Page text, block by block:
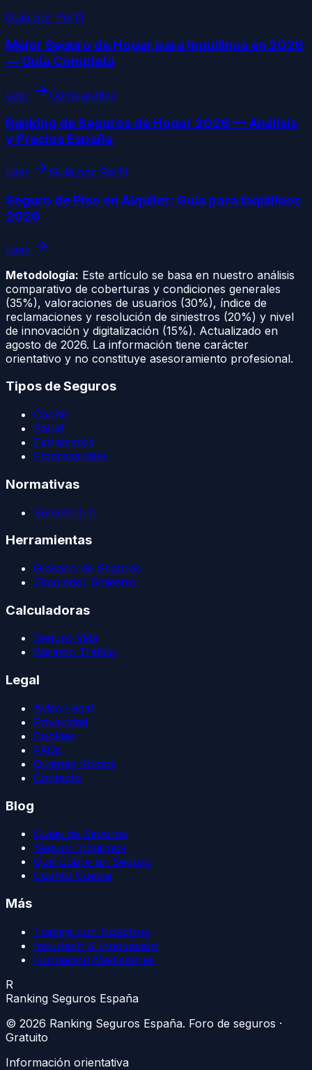
Guía por Perfil
Mejor Seguro de Hogar para Inquilinos en 2026
— Guía Completa
Leer Comparativa
Ranking de Seguros de Hogar 2026 — Análisis
y Precios España
Leer Guía por Perfil
Seguro de Piso en Alquiler: Guía para Inquilinos
2026
Leer
Metodología: Este artículo se basa en nuestro análisis
comparativo de coberturas y condiciones generales
(35%), valoraciones de usuarios (30%), índice de
reclamaciones y resolución de siniestros (20%) y nivel
de innovación y digitalización (15%). Actualizado en
agosto de 2026. La información tiene carácter
orientativo y no constituye asesoramiento profesional.
Tipos de Seguros
Coche
Salud
Extranjeros
Empresariales
Normativas
Solvencia II
Herramientas
Glosario de Seguros
Simulador Siniestro
Calculadoras
Seguro Vida
Baremo Tráfico
Legal
Aviso Legal
Privacidad
Cookies
FAQs
Quiénes Somos
Contacto
Blog
Guías de Seguros
Seguro Inquilinos
Qué Cubre un Seguro
Cuánto Cuesta
Más
Trabaja con Nosotros
Insurtech & Innovación
Formación Mediadores
R
Ranking Seguros España
© 2026 Ranking Seguros España. Foro de seguros ·
Gratuito
Información orientativa